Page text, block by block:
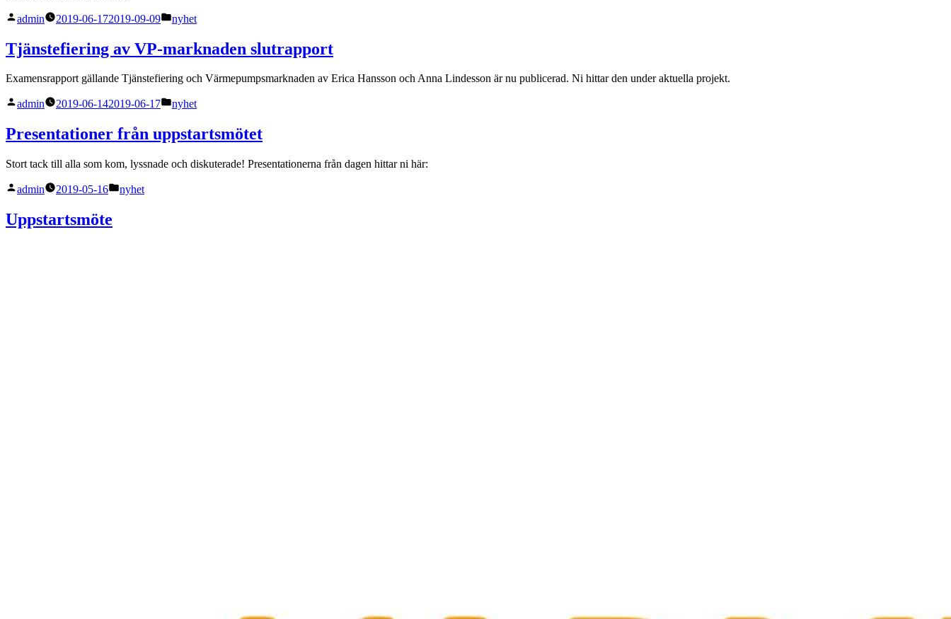
Publicerat
admin 2019-06-172019-09-09
Publicerat
nyhet
Tjänstefiering av VP-marknaden slutrapport
Examensrapport gällande Tjänstefiering och Värmepumpsmarknaden av Erica Hansson och Anna Lindesson är nu publicerad. Ni hittar den under aktuella projekt.
Publicerat
admin 2019-06-142019-06-17
Publicerat
nyhet
Presentationer från uppstartsmötet
Stort tack till alla som kom, lyssnade och diskuterade! Presentationerna från dagen hittar ni här:
Publicerat
admin 2019-05-16
Publicerat
nyhet
Uppstartsmöte